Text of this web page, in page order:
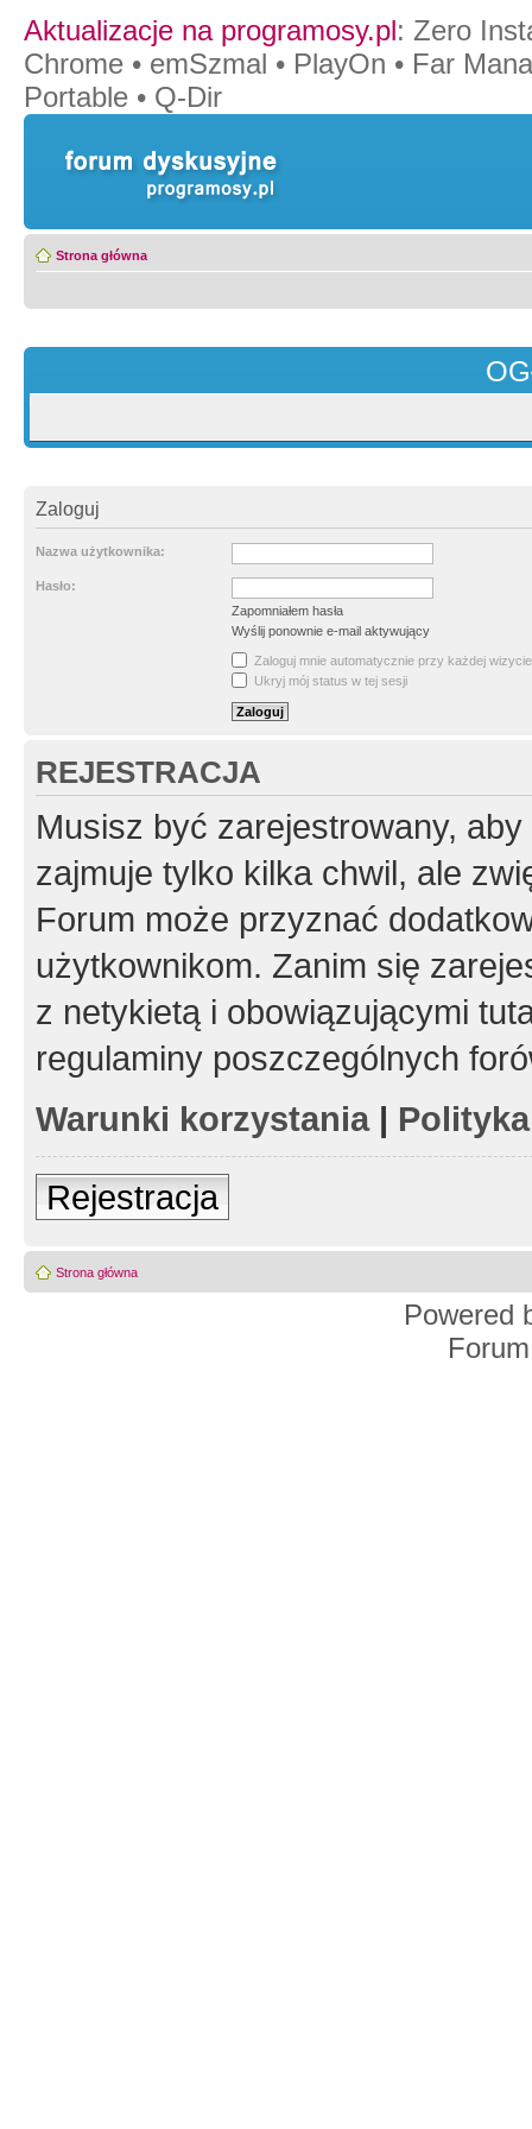
Aktualizacje na programosy.pl: Zero
Chrome • emSzmal • PlayOn • Far
Portable • Q-Dir
Strona główna
Zaloguj
Nazwa użytkownika:
Hasło:
Zapomniałem hasła
Wyślij ponownie e-mail aktywujący
Zaloguj mnie automatycznie przy każdej wizycie
Ukryj mój status w tej sesji
REJESTRACJA
Musisz być zarejestrowany,
zajmuje tylko kilka chwil, ale
Forum może przyznać
użytkownikom. Zanim się
z netykietą i obowiązującymi
regulaminy poszczególnych
Warunki korzystania|
Rejestracja
Strona główna
Powered